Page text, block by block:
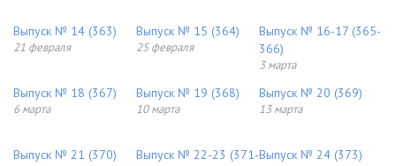
Выпуск № 14 (363)
21 февраля
Выпуск № 15 (364)
25 февраля
Выпуск № 16-17 (365-
366)
3 марта
Выпуск № 18 (367)
6 марта
Выпуск № 19 (368)
10 марта
Выпуск № 20 (369)
13 марта
Выпуск № 21 (370)
Выпуск № 22-23 (371-Выпуск № 24 (373)